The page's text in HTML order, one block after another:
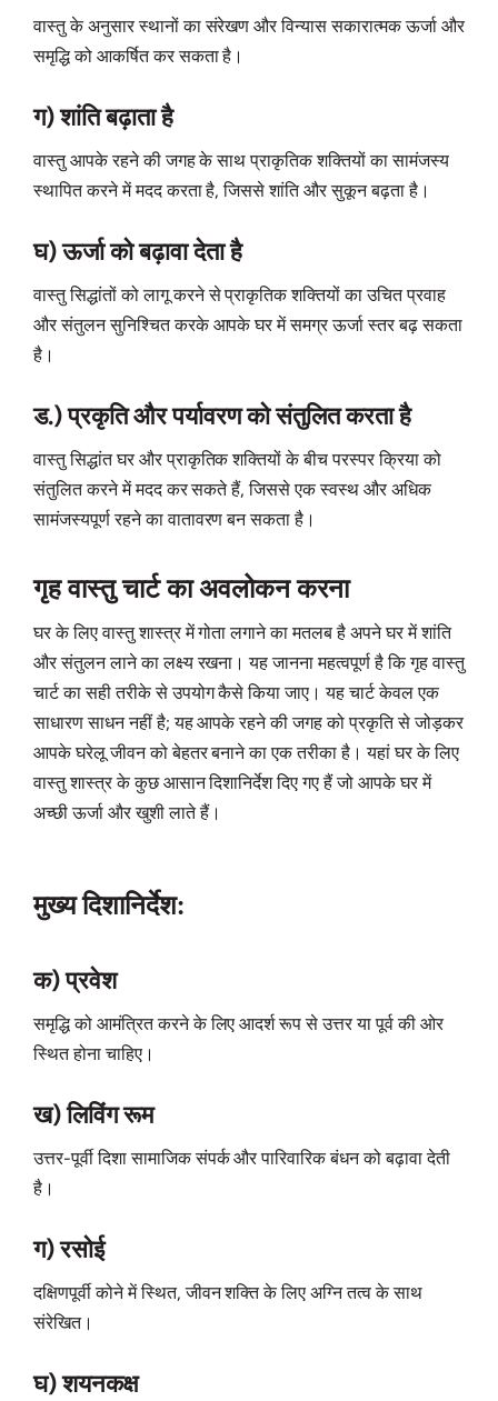
वास्तु के अनुसार स्थानों का संरेखण और विन्यास सकारात्मक ऊर्जा और
समृद्धि को आकर्षित कर सकता है।
ग) शांति बढ़ाता है
वास्तु आपके रहने की जगह के साथ प्राकृतिक शक्तियों का सामंजस्य
स्थापित करने में मदद करता है, जिससे शांति और सुकून बढ़ता है।
घ) ऊर्जा को बढ़ावा देता है
वास्तु सिद्धांतों को लागू करने से प्राकृतिक शक्तियों का उचित प्रवाह
और संतुलन सुनिश्चित करके आपके घर में समग्र ऊर्जा स्तर बढ़ सकता
है।
ड.) प्रकृति और पर्यावरण को संतुलित करता है
वास्तु सिद्धांत घर और प्राकृतिक शक्तियों के बीच परस्पर क्रिया को
संतुलित करने में मदद कर सकते हैं, जिससे एक स्वस्थ और अधिक
सामंजस्यपूर्ण रहने का वातावरण बन सकता है।
गृह वास्तु चार्ट का अवलोकन करना
घर के लिए वास्तु शास्त्र में गोता लगाने का मतलब है अपने घर में शांति
और संतुलन लाने का लक्ष्य रखना। यह जानना महत्वपूर्ण है कि गृह वास्तु
चार्ट का सही तरीके से उपयोग कैसे किया जाए। यह चार्ट केवल एक
साधारण साधन नहीं है; यह आपके रहने की जगह को प्रकृति से जोड़कर
आपके घरेलू जीवन को बेहतर बनाने का एक तरीका है। यहां घर के लिए
वास्तु शास्त्र के कुछ आसान दिशानिर्देश दिए गए हैं जो आपके घर में
अच्छी ऊर्जा और खुशी लाते हैं।
मुख्य दिशानिर्देश:
क) प्रवेश
समृद्धि को आमंत्रित करने के लिए आदर्श रूप से उत्तर या पूर्व की ओर
स्थित होना चाहिए।
ख) लिविंग रूम
उत्तर-पूर्वी दिशा सामाजिक संपर्क और पारिवारिक बंधन को बढ़ावा देती
है।
ग) रसोई
दक्षिणपूर्वी कोने में स्थित, जीवन शक्ति के लिए अग्नि तत्व के साथ
संरेखित।
घ) शयनकक्ष